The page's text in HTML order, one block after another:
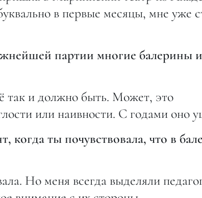
в первые месяцы, мне уже
партии многие балерины
так и должно быть. Может, это
или наивности. С годами оно
ты почувствовала, что в
Но меня всегда выделяли